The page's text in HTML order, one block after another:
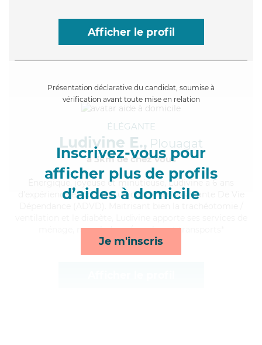
Afficher le profil
Présentation déclarative du candidat, soumise à
vérification avant toute mise en relation
Inscrivez-vous pour
afficher plus de profils
d’aides à domicile
Je m'inscris
ÉLÉGANTE
Ludivine E., Plouagat
à 5km de chez Vous
, joyeuse et minutieuse, Ludivine a 6 ans
d'expérience et possède un diplôme d'Assistante De Vie
ménage, rappels, lever/coucher et transports*